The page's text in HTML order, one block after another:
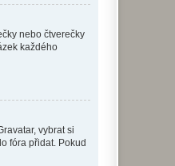
nebo čtverečky
každého
vybrat si
fóra přidat. Pokud